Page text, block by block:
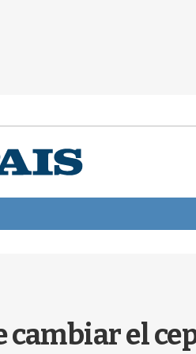
cambiar el